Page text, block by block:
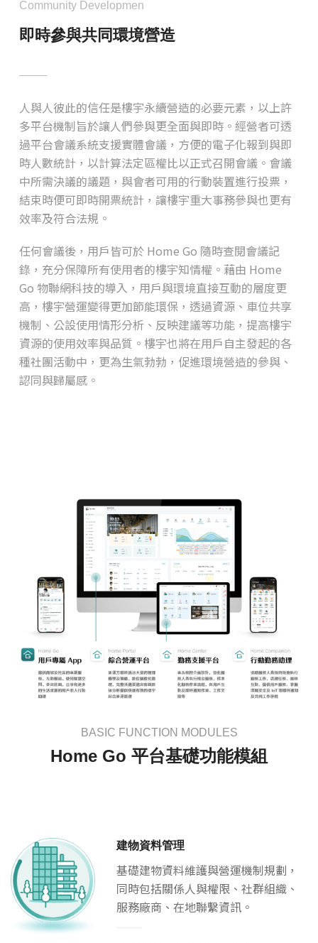
Community Developmen
即時參與共同環境營造
人與人彼此的信任是樓宇永續營造的必要元素，以上許
多平台機制旨於讓人們參與更全面與即時。經營者可透
過平台會議系統支援實體會議，方便的電子化報到與即
時人數統計，以計算法定區權比以正式召開會議。會議
中所需決議的議題，與會者可用的行動裝置進行投票，
結束時便可即時開票統計，讓樓宇重大事務參與也更有
效率及符合法規。
任何會議後，用戶皆可於 Home Go 隨時查閱會議記
錄，充分保障所有使用者的樓宇知情權。藉由 Home
Go 物聯網科技的導入，用戶與環境直接互動的層度更
高，樓宇營運變得更加節能環保，透過資源、車位共享
機制、公設使用情形分析、反映建議等功能，提高樓宇
資源的使用效率與品質。樓宇也將在用戶自主發起的各
種社團活動中，更為生氣勃勃，促進環境營造的參與、
認同與歸屬感。
BASIC FUNCTION MODULES
Home Go 平台基礎功能模組
建物資料管理
基礎建物資料維護與營運機制規劃，
同時包括關係人與權限、社群組織、
服務廠商、在地聯繫資訊。